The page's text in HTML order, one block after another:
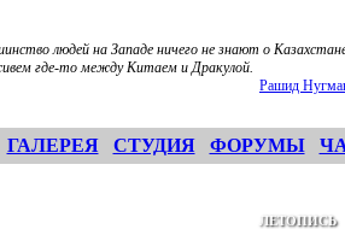
людей на Западе ничего не знают о
где-то между Китаем и Дракулой.
Рашид
ГАЛЕРЕЯ СТУДИЯ ФОРУМЫ
ЛЕТОПИСЬ